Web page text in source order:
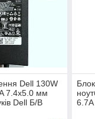
Dell 130W
7.4x5.0 мм
Dell Б/В